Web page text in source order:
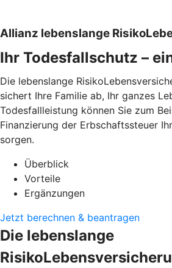
Allianz lebenslange
Ihr Todesfallschutz –
Die lebenslange
sichert Ihre Familie ab, Ihr ganzes
Todesfallleistung können Sie zum
Finanzierung der Erbschaftssteuer
sorgen.
Überblick
Vorteile
Ergänzungen
Jetzt berechnen & beantragen
Die lebenslange